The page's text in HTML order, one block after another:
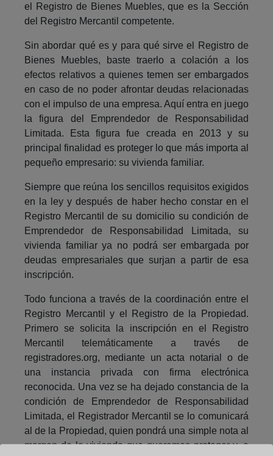
el Registro de Bienes Muebles, que es la Sección
del Registro Mercantil competente.
Sin abordar qué es y para qué sirve el Registro de
Bienes Muebles, baste traerlo a colación a los
efectos relativos a quienes temen ser embargados
en caso de no poder afrontar deudas relacionadas
con el impulso de una empresa. Aquí entra en juego
la figura del Emprendedor de Responsabilidad
Limitada. Esta figura fue creada en 2013 y su
principal finalidad es proteger lo que más importa al
pequeño empresario: su vivienda familiar.
Siempre que reúna los sencillos requisitos exigidos
en la ley y después de haber hecho constar en el
Registro Mercantil de su domicilio su condición de
Emprendedor de Responsabilidad Limitada, su
vivienda familiar ya no podrá ser embargada por
deudas empresariales que surjan a partir de esa
inscripción.
Todo funciona a través de la coordinación entre el
Registro Mercantil y el Registro de la Propiedad.
Primero se solicita la inscripción en el Registro
Mercantil telemáticamente a través de
registradores.org, mediante un acta notarial o de
una instancia privada con firma electrónica
reconocida. Una vez se ha dejado constancia de la
condición de Emprendedor de Responsabilidad
Limitada, el Registrador Mercantil se lo comunicará
al de la Propiedad, quien pondrá una simple nota al
margen de la vivienda que queremos proteger y, a